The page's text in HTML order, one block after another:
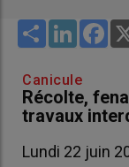
Share LinkedIn
Canicule
Récolte,
travaux
Lundi 22 juin